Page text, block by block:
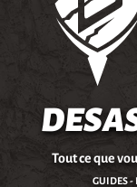
Tout ce que
GUIDES -